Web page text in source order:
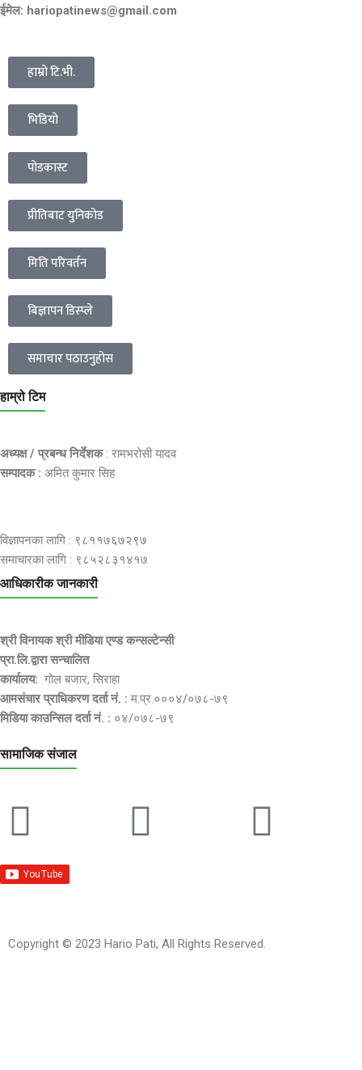
ईमेल: hariopatinews@gmail.com
हाम्रो टि.भी.
भिडियो
पोडकास्ट
प्रीतिबाट युनिकोड
मिति परिवर्तन
बिज्ञापन डिस्प्ले
समाचार पठाउनुहोस
हाम्रो टिम
अध्यक्ष / प्रबन्ध निर्देशक: रामभरोसी यादव
सम्पादक : अमित कुमार सिह
विज्ञापनका लागि : ९८११७६७२९७
समाचारका लागि : ९८५२८३१४१७
आधिकारीक जानकारी
श्री विनायक श्री मीडिया एण्ड कन्सल्टेन्सी
प्रा.लि.द्वारा सन्चालित
कार्यालय: गोल बजार, सिराहा
आमसंचार प्राधिकरण दर्ता नं. : म.प्र.०००४/०७८-७९
मिडिया काउन्सिल दर्ता नं. : ०४/०७८-७९
सामाजिक संजाल
Copyright © 2023 Hario Pati, All Rights Reserved.